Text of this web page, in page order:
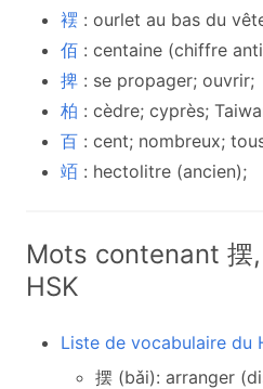
䙓 : ourlet au bas du
佰 : centaine (chiffre
捭 : se propager; ouvrir;
柏 : cèdre; cyprès;
百 : cent; nombreux;
竡 : hectolitre (ancien);
Mots contenant 摆
HSK
Liste de vocabulaire du
摆 (bǎi): arranger